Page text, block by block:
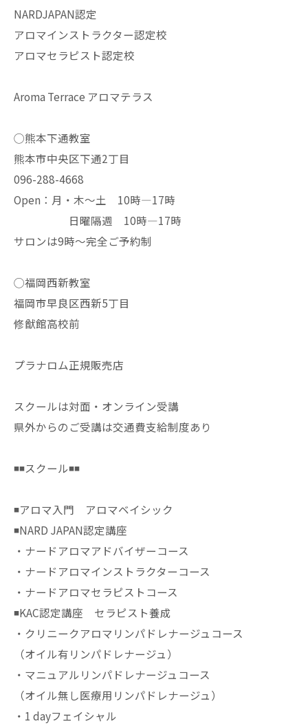
NARDJAPAN認定
アロマインストラクター認定校
アロマセラピスト認定校
Aroma Terrace アロマテラス
◯熊本下通教室
熊本市中央区下通2丁目
096-288-4668
Open：月・木〜土 10時—17時
日曜隔週 10時—17時
サロンは9時〜完全ご予約制
◯福岡西新教室
福岡市早良区西新5丁目
修猷館高校前
プラナロム正規販売店
スクールは対面・オンライン受講
県外からのご受講は交通費支給制度あり
◾️◾️スクール◾️◾️
◾️アロマ入門 アロマベイシック
◾️NARD JAPAN認定講座
・ナードアロマアドバイザーコース
・ナードアロマインストラクターコース
・ナードアロマセラピストコース
◾️KAC認定講座 セラピスト養成
・クリニークアロマリンパドレナージュコース
（オイル有リンパドレナージュ）
・マニュアルリンパドレナージュコース
（オイル無し医療用リンパドレナージュ）
・1 dayフェイシャル